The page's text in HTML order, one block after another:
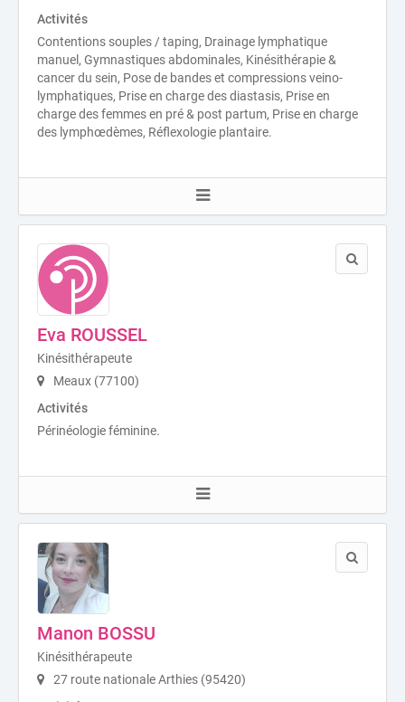
Activités
Contentions souples / taping, Drainage lymphatique
manuel, Gymnastiques abdominales, Kinésithérapie &
cancer du sein, Pose de bandes et compressions veino-
lymphatiques, Prise en charge des diastasis, Prise en
charge des femmes en pré & post partum, Prise en charge
des lymphœdèmes, Réflexologie plantaire.
Eva ROUSSEL
Kinésithérapeute
Meaux (77100)
Activités
Périnéologie féminine.
Manon BOSSU
Kinésithérapeute
27 route nationale Arthies (95420)